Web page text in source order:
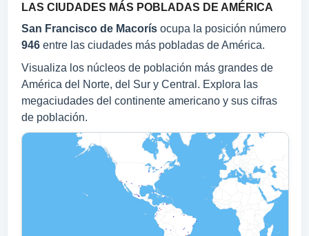
LAS CIUDADES MÁS POBLADAS DE AMÉRICA
San Francisco de Macorís ocupa la posición número
946 entre las ciudades más pobladas de América.
Visualiza los núcleos de población más grandes de
América del Norte, del Sur y Central. Explora las
megaciudades del continente americano y sus cifras
de población.